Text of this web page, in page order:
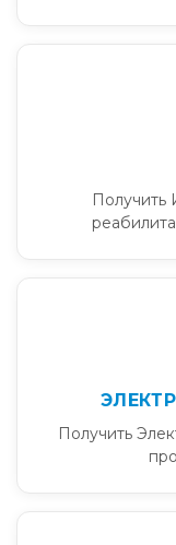
Получить
Получить